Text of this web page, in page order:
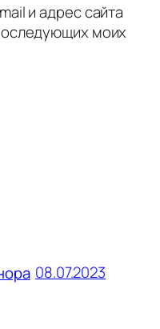
и адрес сайта
моих
08.07.2023